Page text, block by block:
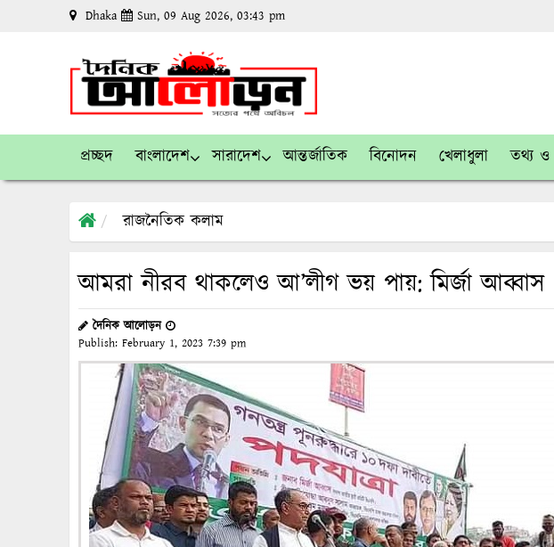
Dhaka Sun, 09 Aug 2026, 03:43 pm
প্রচ্ছদ বাংলাদেশ সারাদেশ আন্তর্জাতিক বিনোদন খেলাধুলা তথ্য ও
রাজনৈতিক কলাম
আমরা নীরব থাকলেও আ’লীগ ভয় পায়: মির্জা আব্বাস
দৈনিক আলোড়ন
Publish: February 1, 2023 7:39 pm